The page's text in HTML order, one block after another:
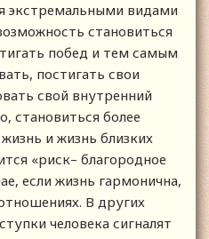
экстремальными видами
становиться
побед и тем самым
постигать свои
свой внутренний
становиться более
и жизнь близких
«риск– благородное
если жизнь гармонична,
В других
человека сигналят